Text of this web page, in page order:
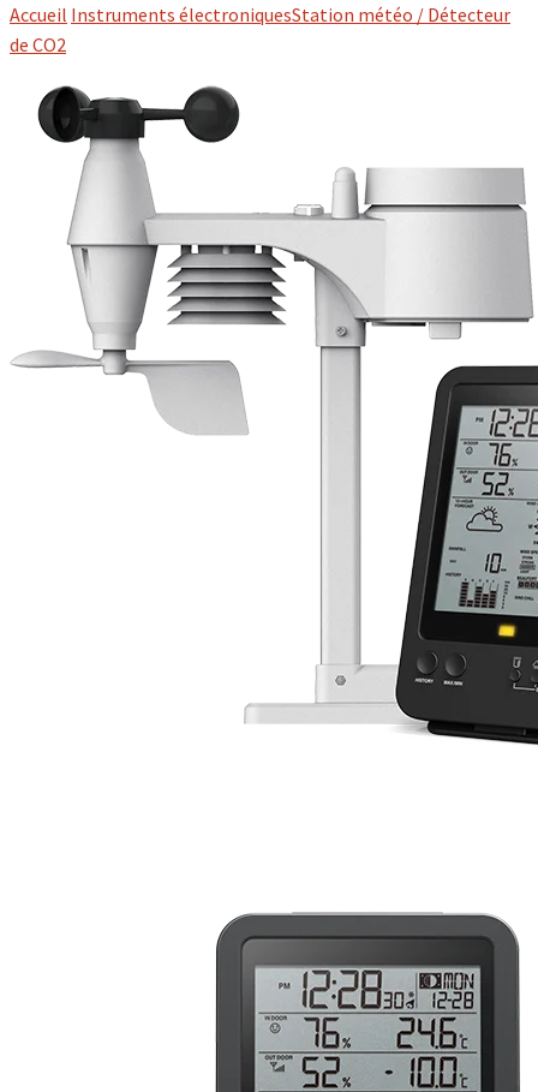
Accueil Instruments électroniquesStation météo / Détecteur
de CO2